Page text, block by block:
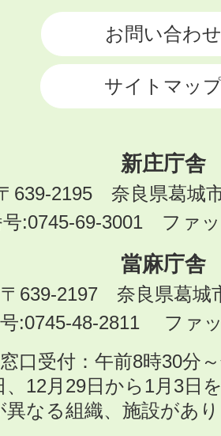
お問い合わせ
サイトマッ
新庄庁舎
639-2195 奈良県葛城
号:0745-69-3001 ファ
當麻庁舎
〒639-2197 奈良県葛城
:0745-48-2811 ファ
窓口受付：午前8時30分
、12月29日から1月3日
なる組織、施設があ